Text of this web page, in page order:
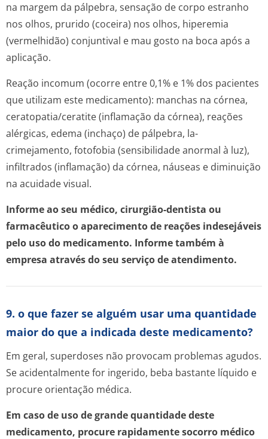
na margem da pálpebra, sensação de corpo estranho
nos olhos, prurido (coceira) nos olhos, hiperemia
(vermelhidão) conjuntival e mau gosto na boca após a
aplicação.
Reação incomum (ocorre entre 0,1% e 1% dos pacientes
que utilizam este medicamento): manchas na córnea,
ceratopatia/ce­ratite (inflamação da córnea), reações
alérgicas, edema (inchaço) de pálpebra, la-
crimejamento, fotofobia (sensibilidade anormal à luz),
infiltrados (inflamação) da córnea, náuseas e diminuição
na acuidade visual.
Informe ao seu médico, cirurgião-dentista ou
farmacêutico o aparecimento de reações indesejáveis
pelo uso do medicamento. Informe também à
empresa através do seu serviço de atendimento.
9. o que fazer se alguém usar uma quantidade
maior do que a indicada deste medicamento?
Em geral, superdoses não provocam problemas agudos.
Se acidentalmente for ingerido, beba bastante líquido e
procure orientação médica.
Em caso de uso de grande quantidade deste
medicamento, procure rapidamente socorro médico